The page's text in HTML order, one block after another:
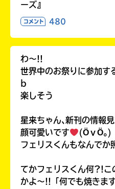
ーズ』
コメント 480
わ〜!!
世界中のお祭りに参加
b
楽しそう
星来ちゃん､新刊の情報
顔可愛いです
(ӦｖӦ｡)
フェリスくんもなんでか
てかフェリスくん何?!こ
かよ〜!!「何でも焼きま